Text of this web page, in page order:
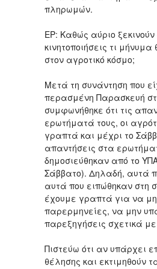
πληρωμών.
ΕΡ: Καθώς αύριο ξεκινούν
κινητοποιήσεις τι
στον αγροτικό κόσμο;
Μετά τη συνάντηση που
περασμένη Παρασκευή
συμφωνήθηκε ότι τις
ερωτήματά τους, οι
γραπτά και μέχρι το
απαντήσεις στα
δημοσιεύθηκαν από το
Σάββατο). Δηλαδή, αυτά
αυτά που ειπώθηκαν στη
έχουμε γραπτά για να
παρερμηνείες, να μην
παρεξηγήσεις σχετικά με
Πιστεύω ότι αν υπάρχει
θέλησης και εκτιμηθούν